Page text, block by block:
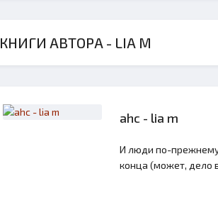
КНИГИ АВТОРА - LIA M
ahc - lia m
И люди по-прежнему
конца (может, дело